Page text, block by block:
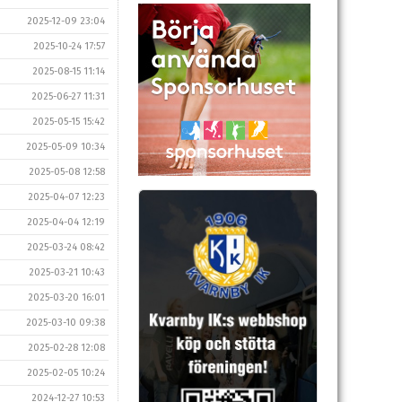
2025-12-09 23:04
2025-10-24 17:57
2025-08-15 11:14
2025-06-27 11:31
2025-05-15 15:42
2025-05-09 10:34
2025-05-08 12:58
2025-04-07 12:23
2025-04-04 12:19
2025-03-24 08:42
2025-03-21 10:43
2025-03-20 16:01
2025-03-10 09:38
2025-02-28 12:08
2025-02-05 10:24
2024-12-27 10:53